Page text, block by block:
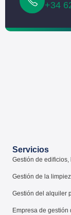
+34
Servicios
Gestión de
Gestión de la
Gestión del alquiler
Empresa de